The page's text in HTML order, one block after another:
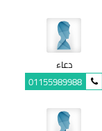
دعاء
01155989988